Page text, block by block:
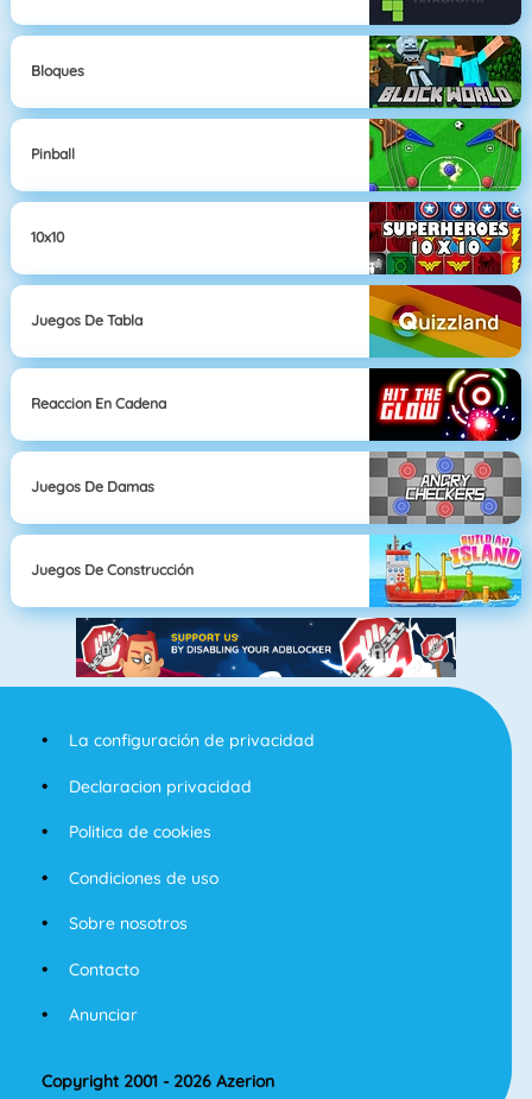
Bloques
Pinball
10x10
Juegos De Tabla
Reaccion En Cadena
Juegos De Damas
Juegos De Construcción
La configuración de privacidad
Declaracion privacidad
Politica de cookies
Condiciones de uso
Sobre nosotros
Contacto
Anunciar
Copyright 2001 - 2026 Azerion